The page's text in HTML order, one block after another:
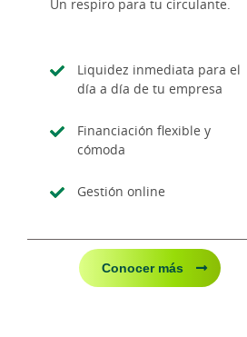
Un respiro para tu circulante.
Liquidez inmediata para el
día a día de tu empresa
Financiación flexible y
cómoda
Gestión online
Conocer más